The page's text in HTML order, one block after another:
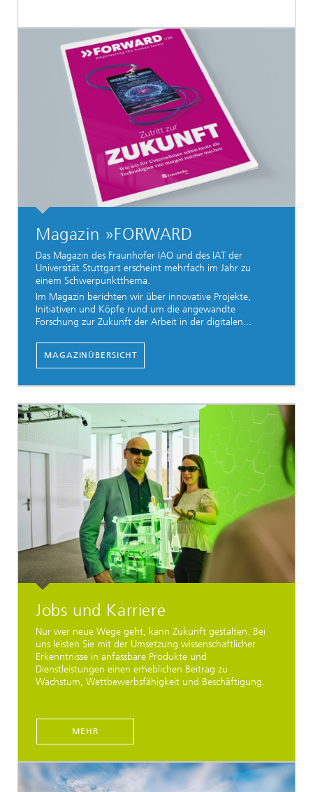
Magazin »FORWARD
Das Magazin des Fraunhofer IAO und des IAT der
Universität Stuttgart erscheint mehrfach im Jahr zu
einem Schwerpunktthema.
Im Magazin berichten wir über innovative Projekte,
Initiativen und Köpfe rund um die angewandte
Forschung zur Zukunft der Arbeit in der digitalen...
MAGAZINÜBERSICHT
Jobs und Karriere
Nur wer neue Wege geht, kann Zukunft gestalten. Bei
uns leisten Sie mit der Umsetzung wissenschaftlicher
Erkenntnisse in anfassbare Produkte und
Dienstleistungen einen erheblichen Beitrag zu
Wachstum, Wettbewerbsfähigkeit und Beschäftigung.
MEHR